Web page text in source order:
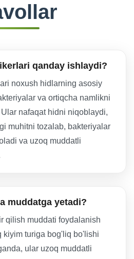
qanday ishlaydi?
noxush hidlarning asosiy
va ortiqcha namlikni
nafaqat hidni niqoblaydi,
muhitni tozalab, bakteriyalar
va uzoq muddatli
muddatga yetadi?
qilish muddati foydalanish
kiyim turiga bog'liq bo'lishi
ular uzoq muddatli